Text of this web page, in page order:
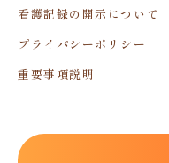
看護記録の開示について
プライバシーポリシー
重要事項説明